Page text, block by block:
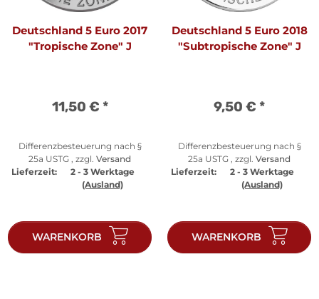
Deutschland 5 Euro 2017
"Tropische Zone" J
11,50 € *
Differenzbesteuerung nach §
25a USTG , zzgl. Versand
Lieferzeit:
2 - 3 Werktage
(Ausland)
WARENKORB
Deutschland 5 Euro 2018
"Subtropische Zone" J
9,50 € *
Differenzbesteuerung nach §
25a USTG , zzgl. Versand
Lieferzeit:
2 - 3 Werktage
(Ausland)
WARENKORB